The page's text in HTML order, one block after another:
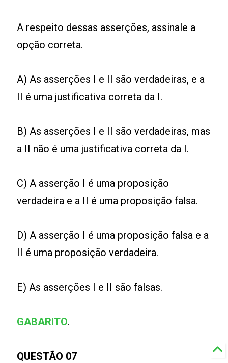
A respeito dessas asserções, assinale a
opção correta.
A) As asserções I e II são verdadeiras, e a
II é uma justificativa correta da I.
B) As asserções I e II são verdadeiras, mas
a II não é uma justificativa correta da I.
C) A asserção I é uma proposição
verdadeira e a II é uma proposição falsa.
D) A asserção I é uma proposição falsa e a
II é uma proposição verdadeira.
E) As asserções I e II são falsas.
GABARITO.
QUESTÃO 07